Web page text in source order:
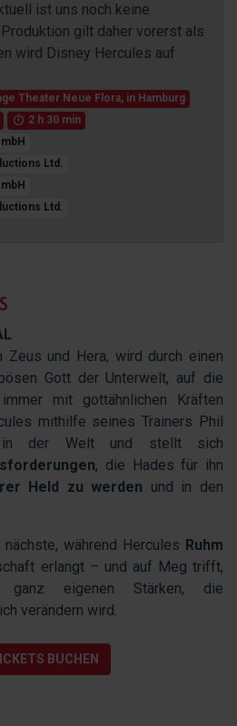
ist uns noch keine
gilt daher vorerst als
wird Disney Hercules auf
Theater Neue Flora, in Hamburg
2 h 30 min
Ltd.
Ltd.
Zeus und Hera, wird durch einen
Gott der Unterwelt, auf die
mit gottähnlichen Kräften
mithilfe seines Trainers Phil
in der Welt und stellt sich
, die Hades für ihn
Held zu werden und in den
während Hercules Ruhm
erlangt – und auf Meg trifft,
eigenen Stärken, die
verändern wird.
BUCHEN